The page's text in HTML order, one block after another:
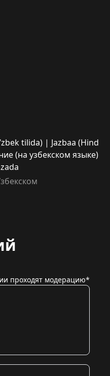
tilida) | Jazbaa (Hind
(на узбекском языке)
проходят модерацию*